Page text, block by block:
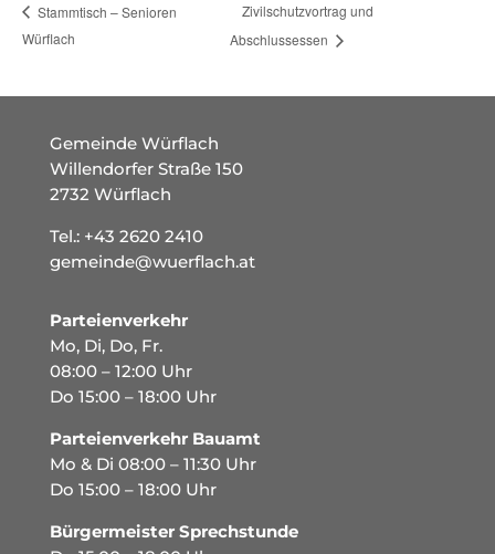
Stammtisch – Senioren
Würflach
Zivilschutzvortrag und
Abschlussessen
Gemeinde Würflach
Willendorfer Straße 150
2732 Würflach
Tel.: +43 2620 2410
gemeinde@wuerflach.at
Parteienverkehr
Mo, Di, Do, Fr.
08:00 – 12:00 Uhr
Do 15:00 – 18:00 Uhr
Parteienverkehr Bauamt
Mo & Di 08:00 – 11:30 Uhr
Do 15:00 – 18:00 Uhr
Bürgermeister Sprechstunde